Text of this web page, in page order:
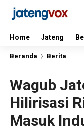
Home Jateng
Beranda Berita
Wagub
Hilirisasi
Masuk